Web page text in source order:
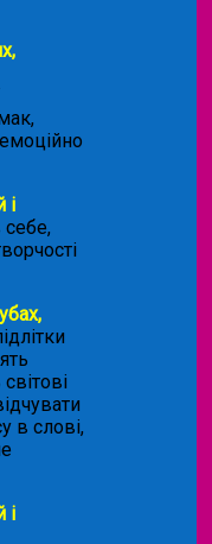
і
себе,
в слові,
і